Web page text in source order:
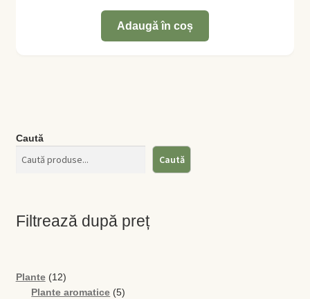
Adaugă în coș
Caută
Caută
Filtrează după preț
Plante 1212
produse
Plante aromatice 55